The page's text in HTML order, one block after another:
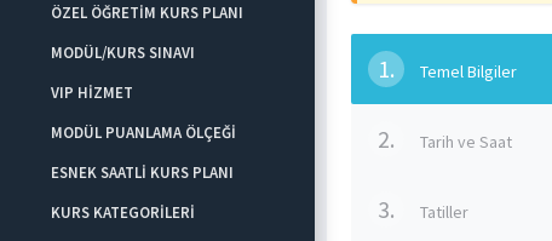
ÖZEL ÖĞRETİM KURS PLANI
MODÜL/KURS SINAVI
VIP HİZMET
MODÜL PUANLAMA ÖLÇEĞİ
ESNEK SAATLİ KURS PLANI
KURS KATEGORİLERİ
1. Temel Bilgiler
2. Tarih ve Saat
3. Tatiller